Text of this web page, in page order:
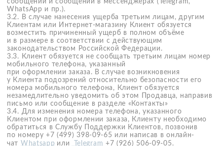
электронную почту, город доставки).
7.1.5. Выберите способ доставки.
7.1.6. Выберите адрес доставки.
7.1.7. Выберите удобный способ оплаты.
7.1.8. Нажмите кнопку «Оформить заказ».
7.1.9. После оформления заказа Вы получите на ваш
электронный адрес сообщение, содержащее информацию
о заказе: номер заказа, состав и стоимость заказа.
7.1.10. Максимальная стоимость одного заказа – 300 000
рублей. Если стоимость Вашего заказа превышает
максимальную, то мы рекомендуем оформить несколько
заказов.
7.2. Как изменить дату, время и адрес доставки
7.2.1. Вы можете изменить дату, интервал доставки и
адрес доставки в личном кабинете на сайте компании
СДЭК.
7.2.2. Если у Вас возникли сложности, Вы можете
связаться с нашей Службой Поддержки Клиентов по
телефону+7 (499) 398-09-65 или написав в онлайн-
чат Whatsapp илиTelegram+7 (926) 506-09-05, сообщив
оператору номер заказа и свои фамилию и имя.
7.3. Информация по статусам заказа
Статусы заказа можно отслеживать на сайте компании
СДЭК используя трек-номер, присвоенный в момент
оформления заказа.